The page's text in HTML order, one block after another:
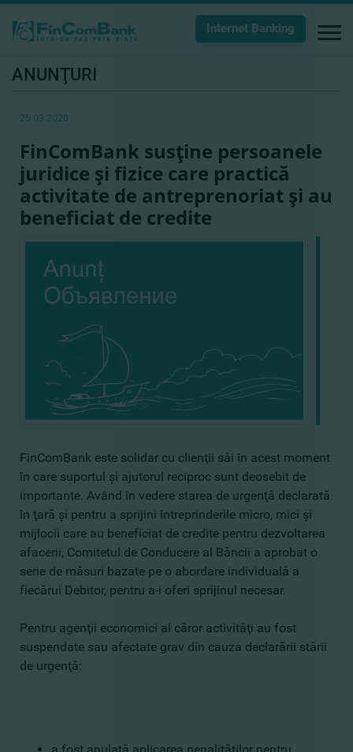
Internet Banking
ANUNŢURI
25.03.2020
FinComBank susţine persoanele
juridice şi fizice care practică
activitate de antreprenoriat şi au
beneficiat de credite
FinComBank este solidar cu clienţii săi în acest moment
în care suportul şi ajutorul reciproc sunt deosebit de
importante. Având în vedere starea de urgenţă declarată
în ţară şi pentru a sprijini întreprinderile micro, mici şi
mijlocii care au beneficiat de credite pentru dezvoltarea
afacerii, Comitetul de Conducere al Băncii a aprobat o
serie de măsuri bazate pe o abordare individuală a
fiecărui Debitor, pentru a-i oferi sprijinul necesar.
Pentru agenţii economici al căror activităţi au fost
suspendate sau afectate grav din cauza declarării stării
de urgenţă: